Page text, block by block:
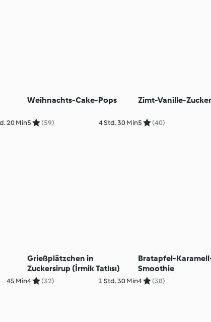
20 Min
Weihnachts-Cake-Pops
5 (59) 4 Std. 30 Min
Zimt-Vanille-Zucker
5 (40)
45 Min
Grießplätzchen in
Zuckersirup (İrmik Tatlısı)
4 (32) 1 Std. 30 Min
Bratapfel-
Smoothie
4 (38)